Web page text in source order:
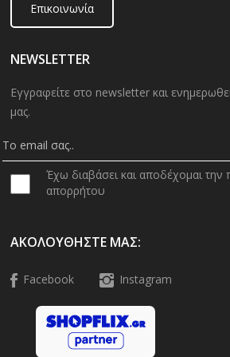
Επικοινωνία
NEWSLETTER
Εγγραφείτε στο newsletter και
μας.
Έχω διαβάσει και αποδέχομαι την
απορρήτου
ΑΚΟΛΟΥΘΉΣΤΕ ΜΑΣ:
Facebook Instagram